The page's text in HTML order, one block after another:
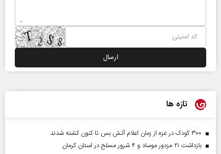
تازه ها
۳۰۰ کودک در غزه از زمان اعلام آتش بس تا کنون کشته شدند
بازداشت ۲۱ مزدور موساد و ۴ شرور مسلح در استان کرمان